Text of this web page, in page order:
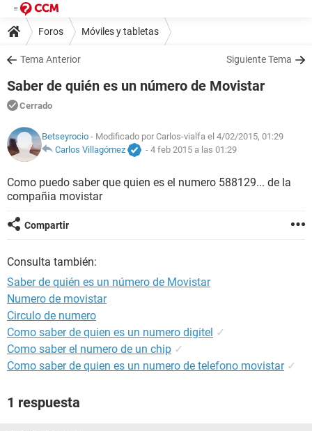
Foros Móviles y tabletas
Tema Anterior Siguiente Tema
Saber de quién es un número de Movistar
Cerrado
Betseyrocio - Modificado por Carlos-vialfa el 4/02/2015, 01:29
Carlos Villagómez
- 4 feb 2015 a las 01:29
Como puedo saber que quien es el numero 588129... de la
compañia movistar
Compartir
Consulta también:
Saber de quién es un número de Movistar
Numero de movistar
Circulo de numero
Como saber de quien es un numero digitel ✓
Como saber el numero de un chip ✓
Como saber de quien es un numero de telefono movistar ✓
1 respuesta